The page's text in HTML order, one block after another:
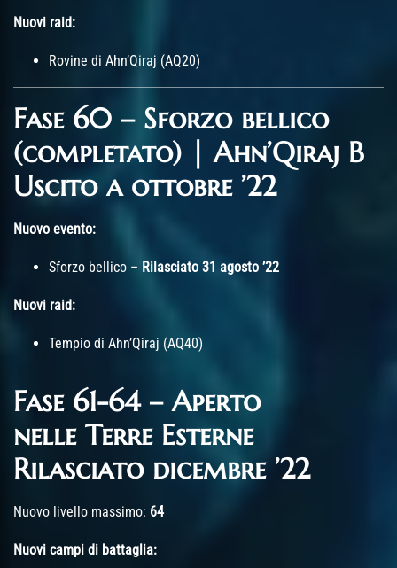
Nuovi raid:
Rovine di Ahn’Qiraj (AQ20)
Fase 60 – Sforzo bellico
(completato) | Ahn’Qiraj B
Uscito a ottobre ’22
Nuovo evento:
Sforzo bellico – Rilasciato 31 agosto ’22
Nuovi raid:
Tempio di Ahn’Qiraj (AQ40)
Fase 61-64 – Aperto
nelle Terre Esterne
Rilasciato dicembre ’22
Nuovo livello massimo: 64
Nuovi campi di battaglia: